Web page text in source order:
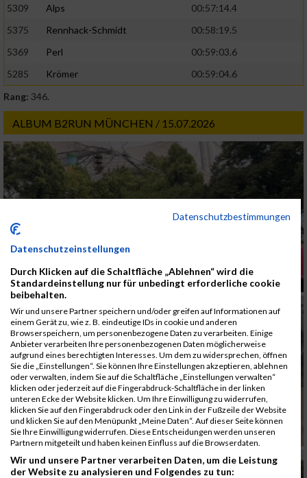
5309
Alps
00:57:14.4
5375
Rennhack-Schmidt
00:58:19.5
5369
Perl
00:59:03.6
5285
Krömer
00:59:04.6
Rang: 346.
ALBUM B2RUN MÜNCHEN / 15.07.2026
Datenschutzbestimmungen
Datenschutzeinstellungen
Durch Klicken auf die Schaltfläche „Ablehnen“ wird die
Standardeinstellung nur für unbedingt erforderliche cookie
beibehalten.
Wir und unsere Partner speichern und/oder greifen auf Informationen auf
einem Gerät zu, wie z. B. eindeutige IDs in cookie und anderen
Browserspeichern, um personenbezogene Daten zu verarbeiten. Einige
Anbieter verarbeiten Ihre personenbezogenen Daten möglicherweise
aufgrund eines berechtigten Interesses. Um dem zu widersprechen, öffnen
Sie die „Einstellungen“. Sie können Ihre Einstellungen akzeptieren, ablehnen
oder verwalten, indem Sie auf die Schaltfläche „Einstellungen verwalten“
klicken oder jederzeit auf die Fingerabdruck-Schaltfläche in der linken
unteren Ecke der Website klicken. Um Ihre Einwilligung zu widerrufen,
klicken Sie auf den Fingerabdruck oder den Link in der Fußzeile der Website
und klicken Sie auf den Menüpunkt „Meine Daten“. Auf dieser Seite können
Sie Ihre Einwilligung widerrufen. Diese Entscheidungen werden unseren
Partnern mitgeteilt und haben keinen Einfluss auf die Browserdaten.
Wir und unsere Partner verarbeiten Daten, um die Leistung
der Website zu analysieren und Folgendes zu tun: